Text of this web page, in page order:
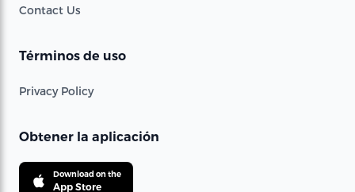
Contact Us
Términos de uso
Privacy Policy
Obtener la aplicación
Download on the
App Store